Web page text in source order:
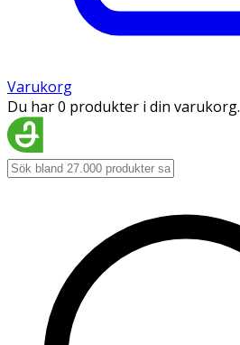
Varukorg
Du har 0 produkter i din varukorg.